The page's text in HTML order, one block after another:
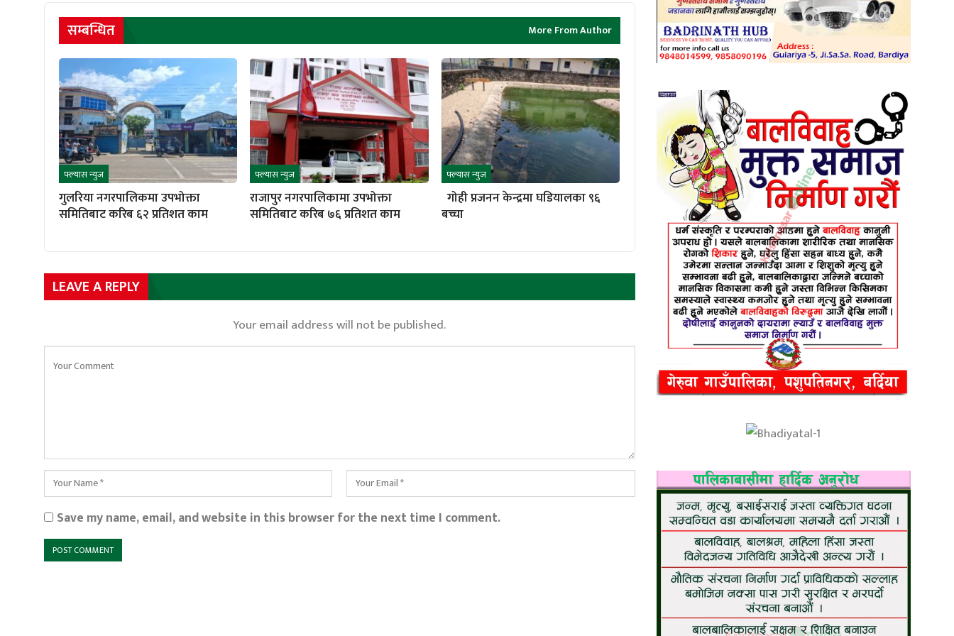
सम्बन्धित More From Author
फ्ल्यास न्युज
गुलरिया नगरपालिकमा उपभोक्ता
समितिबाट करिब ६२ प्रतिशत काम
फ्ल्यास न्युज
राजापुर नगरपालिकामा उपभोक्ता
समितिबाट करिब ७६ प्रतिशत काम
फ्ल्यास न्युज
गोही प्रजनन केन्द्रमा घडियालका ९६
बच्चा
LEAVE A REPLY
Your email address will not be published.
Save my name, email, and website in this browser for the next time I comment.